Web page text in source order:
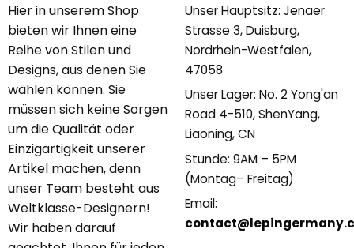
Hier in unserem Shop
bieten wir Ihnen eine
Reihe von Stilen und
Designs, aus denen Sie
wählen können. Sie
müssen sich keine Sorgen
um die Qualität oder
Einzigartigkeit unserer
Artikel machen, denn
unser Team besteht aus
Weltklasse-Designern!
Wir haben darauf
Unser Hauptsitz: Jenaer
Strasse 3, Duisburg,
Nordrhein-Westfalen,
47058
Unser Lager: No. 2 Yong'an
Road 4-510, ShenYang,
Liaoning, CN
Stunde: 9AM – 5PM
(Montag– Freitag)
Email: